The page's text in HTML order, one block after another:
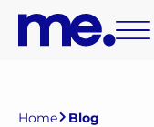
Home Blog